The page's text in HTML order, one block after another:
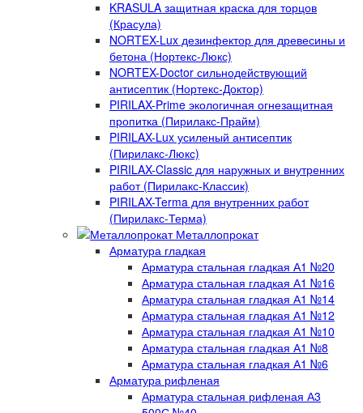
KRASULA защитная краска для торцов
(Красула)
NORTEX-Lux дезинфектор для древесины и
бетона (Нортекс-Люкс)
NORTEX-Doctor сильнодействующий
антисептик (Нортекс-Доктор)
PIRILAX-Prime экологичная огнезащитная
пропитка (Пирилакс-Прайм)
PIRILAX-Lux усиленый антисептик
(Пирилакс-Люкс)
PIRILAX-Classic для наружных и внутренних
работ (Пирилакс-Классик)
PIRILAX-Terma для внутренних работ
(Пирилакс-Терма)
Металлопрокат
Арматура гладкая
Арматура стальная гладкая А1 №20
Арматура стальная гладкая А1 №16
Арматура стальная гладкая А1 №14
Арматура стальная гладкая А1 №12
Арматура стальная гладкая А1 №10
Арматура стальная гладкая А1 №8
Арматура стальная гладкая А1 №6
Арматура рифленая
Арматура стальная рифленая А3